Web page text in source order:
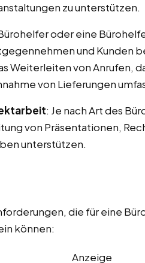
zu unterstützen.
oder eine
und Kunden
Weiterleiten von Anrufen,
von Lieferungen
: Je nach Art des
von Präsentationen,
unterstützen.
die für eine
können:
Anzeige